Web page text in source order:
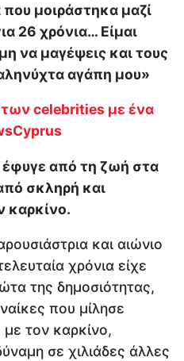
που μοιράστηκα μαζί
26 χρόνια… Είμαι
να μαγέψεις και τους
αγάπη μου»
celebrities με ένα
από τη ζωή στα
σκληρή και
καρκίνο.
και αιώνιο
χρόνια είχε
της δημοσιότητας,
που μίλησε
με τον καρκίνο,
σε χιλιάδες άλλες